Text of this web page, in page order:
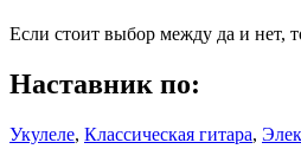
Если стоит выбор между да и нет,
Наставник по:
Укулеле, Классическая гитара,